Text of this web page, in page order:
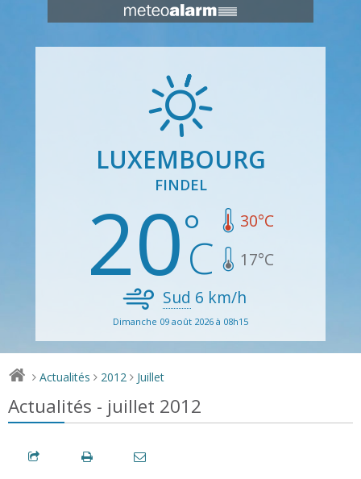
LUXEMBOURG
FINDEL
20 30°C
17°C
Sud 6 km/h
Dimanche 09 août 2026 à 08h15
> Actualités > 2012 > Juillet
Actualités - juillet 2012